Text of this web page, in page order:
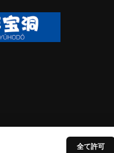
全て許可